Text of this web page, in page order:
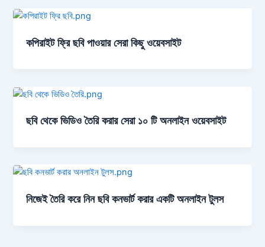
কপিরাইট ফ্রি ছবি পাওয়ার সেরা কিছু ওয়েবসাইট
ছবি থেকে ভিডিও তৈরি করার সেরা ১০ টি অনলাইন ওয়েবসাইট
নিজেই তৈরি করে নিন ছবি কনভার্ট করার একটি অনলাইন টুলস